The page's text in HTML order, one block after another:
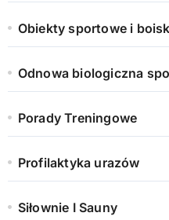
Obiekty sportowe i
Odnowa biologiczna
Porady Treningowe
Profilaktyka urazów
Siłownie I Sauny